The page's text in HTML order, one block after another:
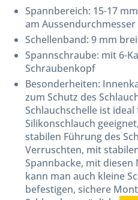
Spannbereich: 15-17
am
Schellenband: 9 mm
Spannschraube: mit 6-
Schraubenkopf
Besonderheiten:
zum Schutz des
Schlauchschelle ist
Silikonschlauch
stabilen Führung des
Verruschten, mit
Spannbacke, mit
kann man auch kleine
befestigen, sichere